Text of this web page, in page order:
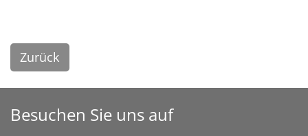
Zurück
Besuchen Sie uns auf